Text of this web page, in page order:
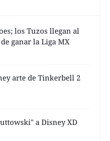
los Tuzos llegan al
ganar la Liga MX
arte de Tinkerbell 2
a Disney XD